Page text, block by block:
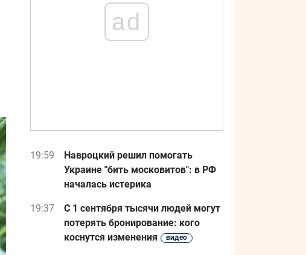
ad
19:59
Навроцкий решил помогать
Украине "бить московитов": в РФ
началась истерика
19:37
С 1 сентября тысячи людей могут
потерять бронирование: кого
коснутся изменения
видео